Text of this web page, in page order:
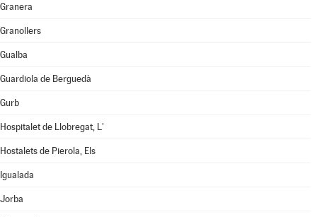
Granera
Granollers
Gualba
Guardiola de Berguedà
Gurb
Hospitalet de Llobregat, L'
Hostalets de Pierola, Els
Igualada
Jorba